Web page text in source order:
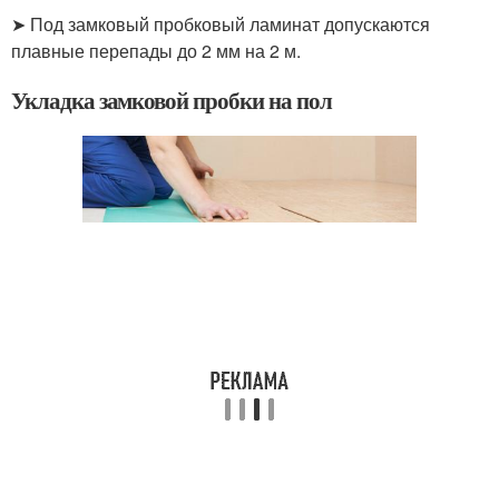
➤ Под замковый пробковый ламинат допускаются
плавные перепады до 2 мм на 2 м.
Укладка замковой пробки на пол